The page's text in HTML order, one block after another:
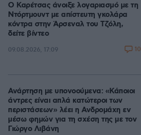
Ο Καρέτσας άνοιξε λογαριασμό με τη
Ντόρτμουντ με απίστευτη γκολάρα
κόντρα στην Άρσεναλ του Τζόλη,
δείτε βίντεο
09.08.2026, 17:09 10
Ανάρτηση με υπονοούμενα: «Κάποιοι
άντρες είναι απλά κατώτεροι των
περιστάσεων» λέει η Ανδρομάχη εν
μέσω φημών για τη σχέση της με τον
Γιώργο Λιβάνη